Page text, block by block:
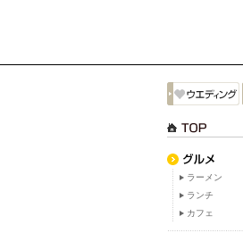
ラーメン
ランチ
カフェ